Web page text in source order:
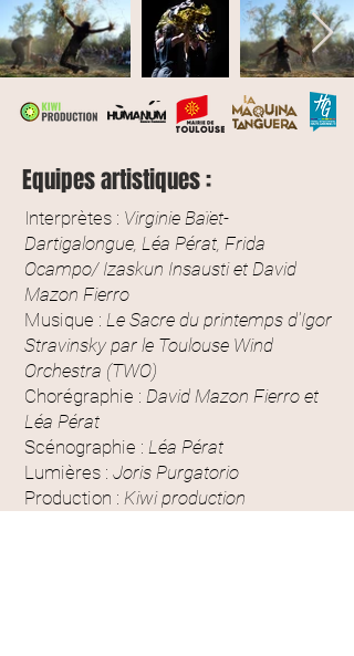
Equipes artistiques :
Interprètes : Virginie Baïet-
Dartigalongue, Léa Pérat, Frida
Ocampo/ Izaskun Insausti et David
Mazon Fierro
Musique : Le Sacre du printemps d'Igor
Stravinsky par le Toulouse Wind
Orchestra (TWO)
Chorégraphie : David Mazon Fierro et
Léa Pérat
Scénographie : Léa Pérat
Lumières : Joris Purgatorio
Production : Kiwi production